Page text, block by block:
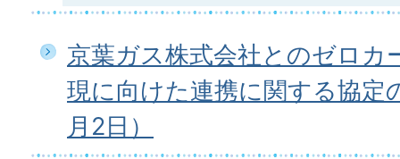
京葉ガス株式会社とのゼロカ
現に向けた連携に関する協定
月2日）